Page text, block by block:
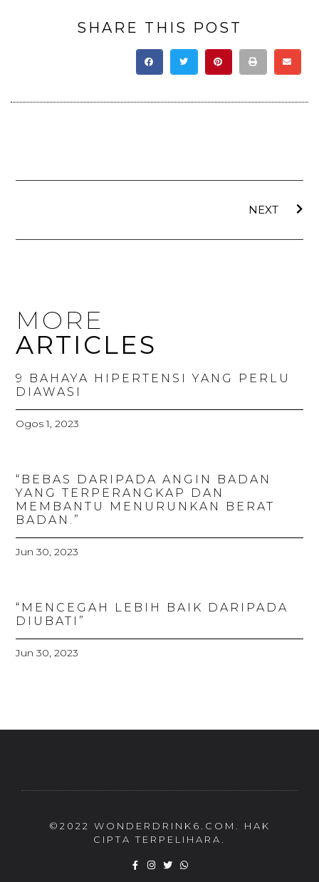
SHARE THIS POST
NEXT
MORE
ARTICLES
9 BAHAYA HIPERTENSI YANG PERLU
DIAWASI
Ogos 1, 2023
“BEBAS DARIPADA ANGIN BADAN
YANG TERPERANGKAP DAN
MEMBANTU MENURUNKAN BERAT
BADAN.”
Jun 30, 2023
“MENCEGAH LEBIH BAIK DARIPADA
DIUBATI”
Jun 30, 2023
©2022 WONDERDRINK6.COM. HAK
CIPTA TERPELIHARA.